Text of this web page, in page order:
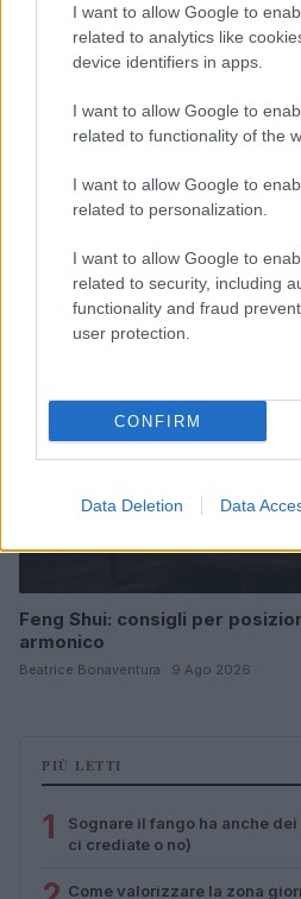
I want to allow Google to
related to analytics like
device identifiers in apps.
I want to allow Google to
related to functionality of the
I want to allow Google to
related to personalization.
I want to allow Google to
related to security, including
functionality and fraud
user protection.
CONFIRM
Data Deletion Data
Scopri Noto: guida alla città
LIFESTYLE
Feng Shui: consigli per
armonico
Beatrice Bonaventura · 9 Ago 2026
PIÙ LETTI
1
Sognare il fango ha anche
ci crediate o no)
Come valorizzare la zona